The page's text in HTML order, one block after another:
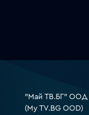
"Май ТВ.БГ" ООД
(My TV.BG OOD)